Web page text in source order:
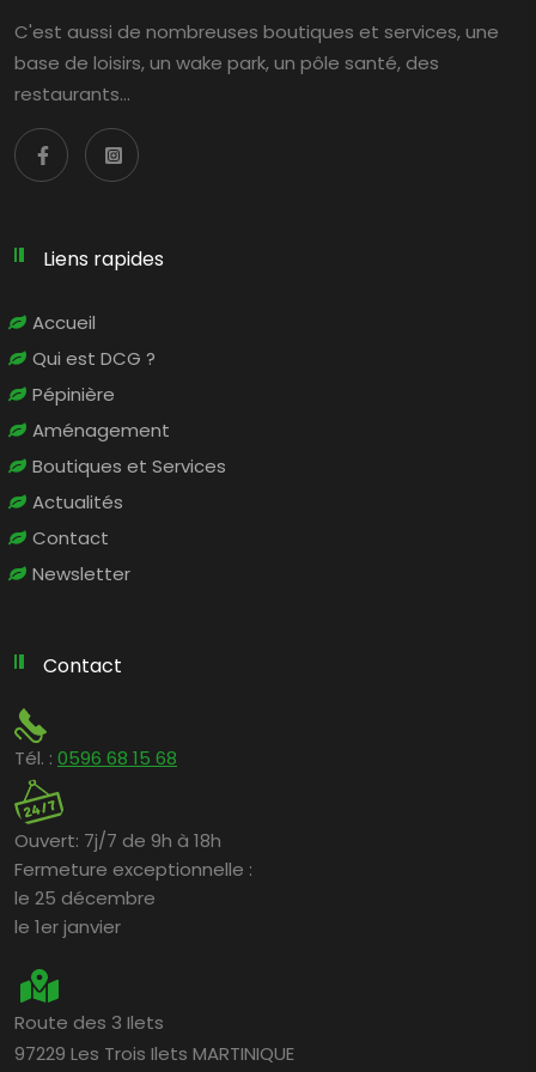
C'est aussi de nombreuses boutiques et services, une
base de loisirs, un wake park, un pôle santé, des
restaurants…
Liens rapides
Accueil
Qui est DCG ?
Pépinière
Aménagement
Boutiques et Services
Actualités
Contact
Newsletter
Contact
Tél. : 0596 68 15 68
Ouvert: 7j/7 de 9h à 18h
Fermeture exceptionnelle :
le 25 décembre
le 1er janvier
Route des 3 Ilets
97229 Les Trois Ilets MARTINIQUE